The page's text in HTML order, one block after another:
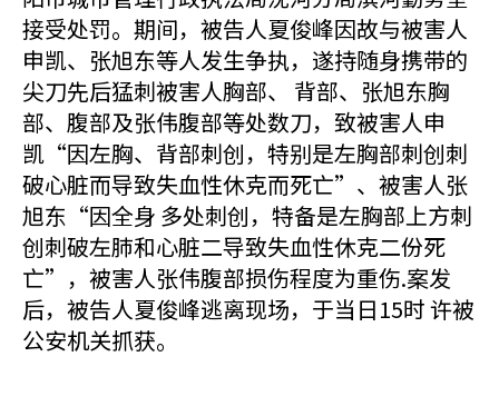
接受处罚。期间，被告人夏俊峰因故与被害人
申凯、张旭东等人发生争执，遂持随身携带的
尖刀先后猛刺被害人胸部、 背部、张旭东胸
部、腹部及张伟腹部等处数刀，致被害人申
凯“因左胸、背部刺创，特别是左胸部刺创刺
破心脏而导致失血性休克而死亡”、被害人张
旭东“因全身 多处刺创，特备是左胸部上方刺
创刺破左肺和心脏二导致失血性休克二份死
亡”，被害人张伟腹部损伤程度为重伤.案发
后，被告人夏俊峰逃离现场，于当日15时 许被
公安机关抓获。